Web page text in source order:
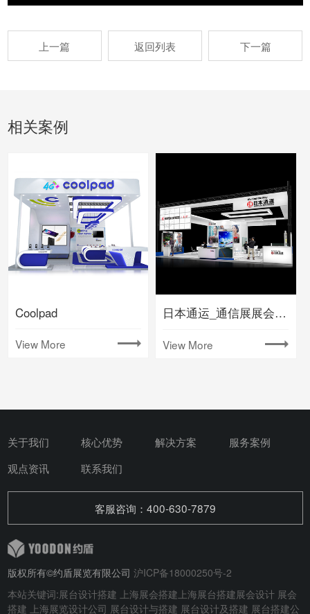
上一篇 返回列表 下一篇
相关案例
Coolpad
View More
日本通运_通信展展会搭建
View More
关于我们 核心优势 解决方案
服务案例
观点资讯
联系我们
客服咨询：400-630-7879
版权所有©约盾展览有限公司 沪ICP备18000250号-2
本站关键词:展台设计搭建 上海展会搭建 上海展台搭建展会设计 展会
搭建 上海展览设计公司 展台设计与搭建 展台设计及搭建 展台搭建公